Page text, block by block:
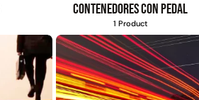
Contenedores con pedal
1 Product